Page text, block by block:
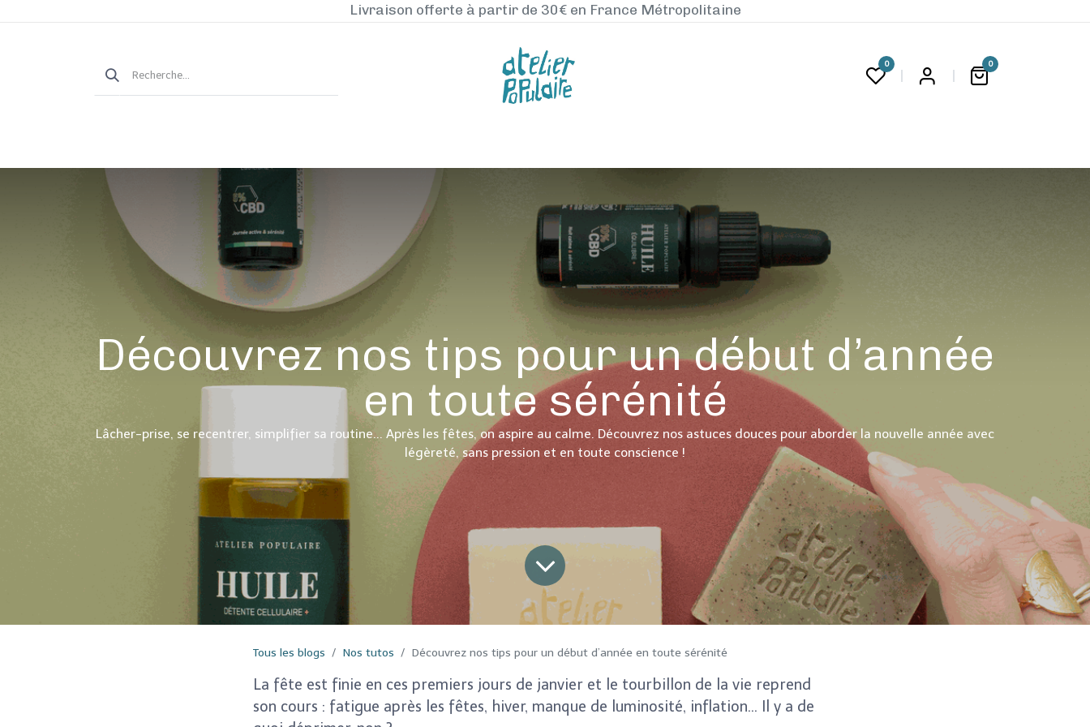
Livraison offerte à partir de 30€ en France Métropolitaine
0 0
Découvrez nos tips pour un début d’année
en toute sérénité
Lâcher-prise, se recentrer, simplifier sa routine... Après les fêtes, on aspire au calme. Découvrez nos astuces douces pour aborder la nouvelle année avec
légèreté, sans pression et en toute conscience !
Tous les blogs Nos tutos Découvrez nos tips pour un début d’année en toute sérénité
La fête est finie en ces premiers jours de janvier et le tourbillon de la vie reprend
son cours : fatigue après les fêtes, hiver, manque de luminosité, inflation… Il y a de